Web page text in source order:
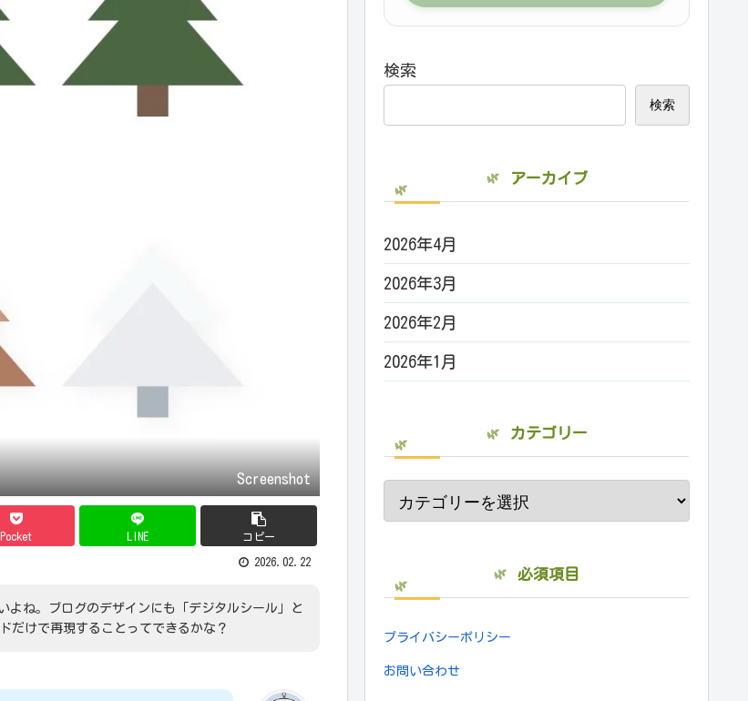
Screenshot
Pocket LINE コピー
2026.02.22
よね。ブログのデザインにも「デジタルシール」と
だけで再現することってできるかな？
検索
検索
アーカイブ
2026年4月
2026年3月
2026年2月
2026年1月
カテゴリー
必須項目
プライバシーポリシー
お問い合わせ